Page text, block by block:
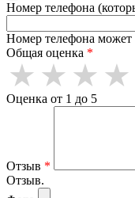
Номер телефона
Номер телефона
Общая оценка *
Оценка от 1 до 5
Отзыв *
Отзыв.